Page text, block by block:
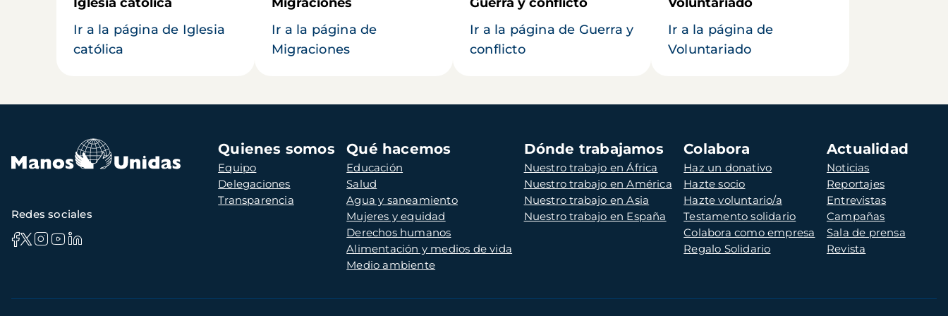
Ir a la página de Iglesia
católica
Ir a la página de
Migraciones
Ir a la página de Guerra y
conflicto
Ir a la página de
Voluntariado
Navegación
principal
Quienes somos
Equipo
Delegaciones
Transparencia
Qué hacemos
Educación
Salud
Agua y saneamiento
Mujeres y equidad
Derechos humanos
Alimentación y medios de vida
Medio ambiente
Dónde trabajamos
Nuestro trabajo en África
Nuestro trabajo en América
Nuestro trabajo en Asia
Nuestro trabajo en España
Colabora
Haz un donativo
Hazte socio
Hazte voluntario/a
Testamento solidario
Colabora como empresa
Regalo Solidario
Actualidad
Noticias
Reportajes
Entrevistas
Campañas
Sala de prensa
Revista
Redes sociales